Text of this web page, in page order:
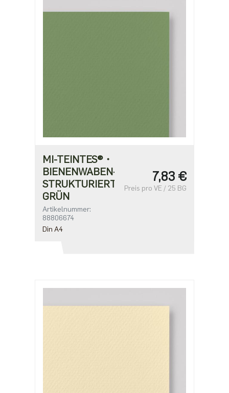
MI-TEINTES®・
BIENENWABEN-
STRUKTURIERT・
GRÜN
Artikelnummer:
88806674
Din A4
7,83 €
Preis pro VE / 25 BG